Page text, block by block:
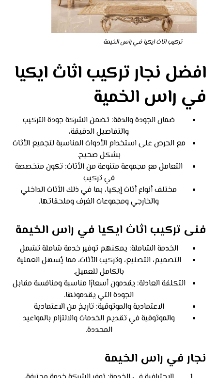
تركيب اثاث ايكيا في راس الخيمة
افضل نجار تركيب اثاث ايكيا
في راس الخمية
ضمان الجودة والدقة: تضمن الشركة جودة التركيب
والتفاصيل الدقيقة،
مع الحرص على استخدام الأدوات المناسبة لتجميع الأثاث
بشكل صحيح.
التعامل مع مجموعة متنوعة من الأثاث: تكون متخصصة
في تركيب
مختلف أنواع أثاث إيكيا، بما في ذلك الأثاث الداخلي
والخارجي ومجموعات الغرف وملحقاتها.
فنى تركيب اثاث ايكيا في راس الخيمة
الخدمة الشاملة: يمكنهم توفير خدمة شاملة تشمل
التصميم، التصنيع، وتركيب الأثاث، مما يُسهل العملية
بالكامل للعميل.
التكلفة العادلة: يقدمون أسعارًا مناسبة ومنافسة مقابل
الجودة التي يقدمونها.
الاعتمادية والموثوقية: تاريخ من الاعتمادية
والموثوقية في تقديم الخدمات والالتزام بالمواعيد
المحددة.
نجار في راس الخيمة